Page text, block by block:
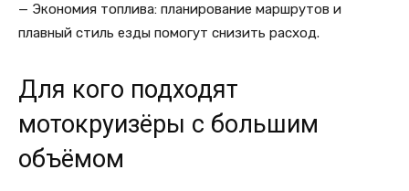
— Экономия топлива: планирование маршрутов и
плавный стиль езды помогут снизить расход.
Для кого подходят
мотокруизёры с большим
объёмом